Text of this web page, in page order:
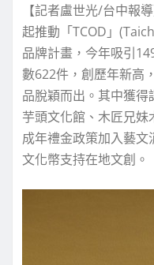
【記者盧世光/台中報
起推動「TCOD」
品牌計畫，今年吸引
數622件，創歷年新高
品脫穎而出。其中獲
芋頭文化館、木匠兄
成年禮金政策加入藝
文化幣支持在地文創。